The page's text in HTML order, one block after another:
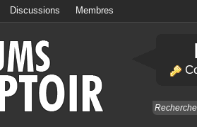
Discussions Membres